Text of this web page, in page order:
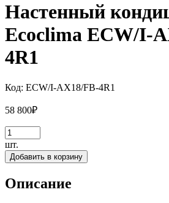
Настенный
Ecoclima ECW/I-
4R1
Код: ECW/I-AX18/FB-4R1
58 800₽
шт.
Добавить в корзину
Описание